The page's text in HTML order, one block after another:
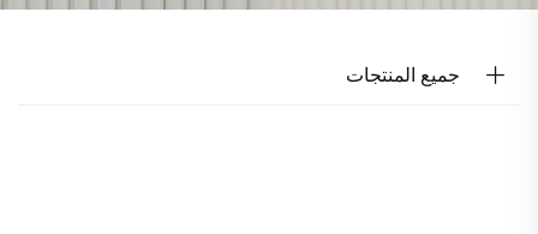
جميع المنتجات